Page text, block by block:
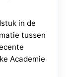
in de
tussen
Academie